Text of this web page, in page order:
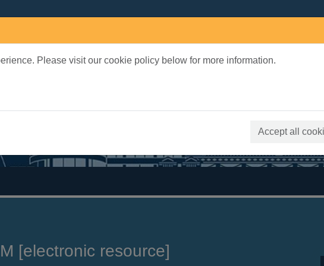
Please visit our cookie policy below for more information.
Accept all
[electronic resource]